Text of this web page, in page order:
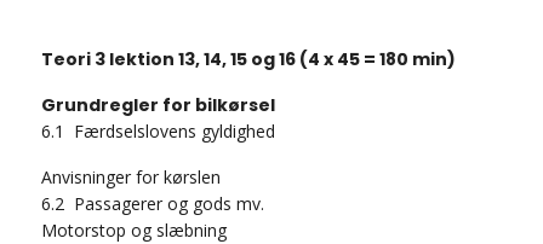
Teori 3 lektion 13, 14, 15 og 16 (4 x 45 = 180 min)
Grundregler for bilkørsel
6.1 Færdselslovens gyldighed
Anvisninger for kørslen
6.2 Passagerer og gods mv.
Motorstop og slæbning